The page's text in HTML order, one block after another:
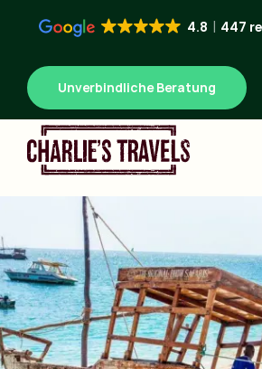
4.8 447
Unverbindliche Beratung